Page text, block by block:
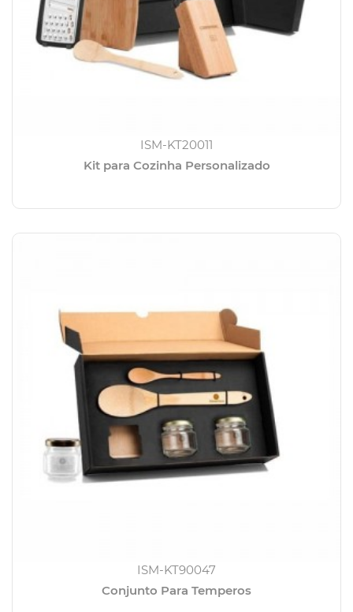
ISM-KT20011
Kit para Cozinha Personalizado
ISM-KT90047
Conjunto Para Temperos